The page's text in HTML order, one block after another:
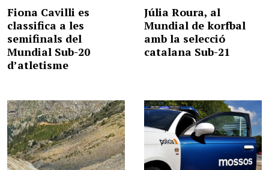
Fiona Cavilli es
classifica a les
semifinals del
Mundial Sub-20
d’atletisme
Júlia Roura, al
Mundial de korfbal
amb la selecció
catalana Sub-21